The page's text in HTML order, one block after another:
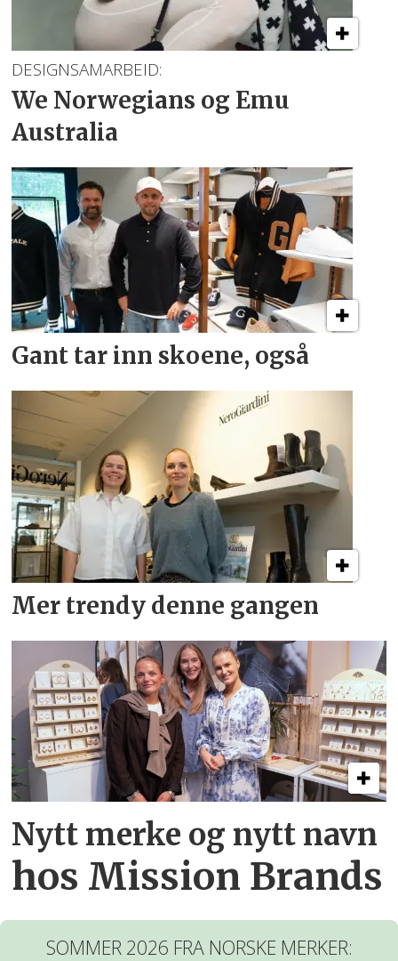
DESIGNSAMARBEID:
We Norwegians og Emu
Australia
Gant tar inn skoene, også
Mer trendy denne gangen
Nytt merke og nytt navn
hos Mission Brands
SOMMER 2026 FRA NORSKE MERKER: